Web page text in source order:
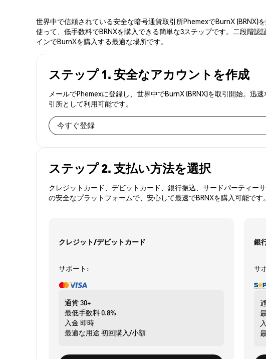
世界中で信頼されている安全な暗号通貨取引所PhemexでBurnX
使って、低手数料でBRNXを購入できる簡単な3ステップです。二段階
インでBurnXを購入する最適な場所です。
ステップ 1. 安全なアカウントを作成
メールでPhemexに登録し、世界中でBurnX (BRNX)を取引開始。迅
引所として利用可能です。
今すぐ登録
ステップ 2. 支払い方法を選択
クレジットカード、デビットカード、銀行振込、サードパーティー
の安全なプラットフォームで、安心して最速でBRNXを購入可能です。
クレジット/デビットカード
サポート:
通貨30+
最低手数料0.8%
入金 即時
最適な用途 初回購入/小額
銀
サ